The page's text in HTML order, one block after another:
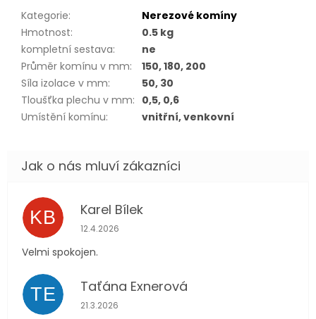
Kategorie:
Nerezové komíny
Hmotnost:
0.5 kg
kompletní sestava:
ne
Průměr komínu v mm:
150, 180, 200
Síla izolace v mm:
50, 30
Tloušťka plechu v mm: 0,5, 0,6
Umístění komínu: vnitřní, venkovní
KB Karel Bílek
Hodnocení obchodu je 5 z 5 hvězdiček.
12.4.2026
Velmi spokojen.
TE Taťána Exnerová
Hodnocení obchodu je 5 z 5 hvězdiček.
21.3.2026